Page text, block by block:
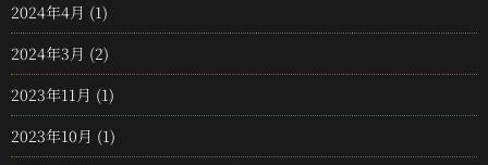
2024年4月 (1)
2024年3月 (2)
2023年11月 (1)
2023年10月 (1)